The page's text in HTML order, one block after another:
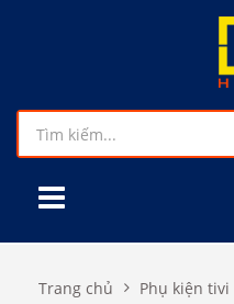
Trang chủ Phụ kiện tivi